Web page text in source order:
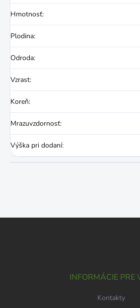
Hmotnosť:
Plodina:
Odroda:
Vzrast:
Koreň:
Mrazuvzdornosť:
Výška pri dodaní:
INFORMÁCIE PRE
Kontakty